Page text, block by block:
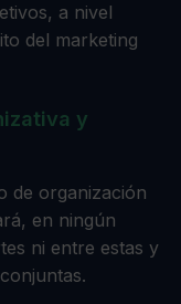
a nivel
del marketing
y
de organización
en ningún
ni entre estas y